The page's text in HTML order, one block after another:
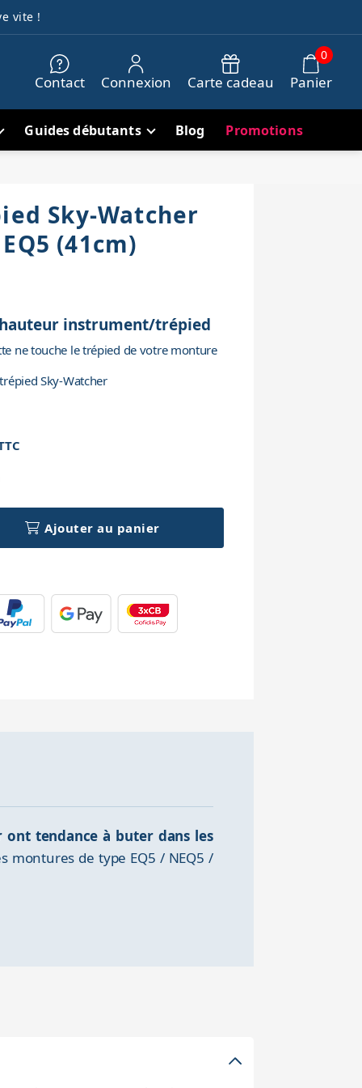
vite !
Contact Connexion Carte cadeau Panier
0
Guides débutants Blog Promotions
Sky-Watcher
(41cm)
instrument/trépied
ne touche le trépied de votre monture
Sky-Watcher
Ajouter au panier
tendance à buter dans les
montures de type EQ5 / NEQ5 /